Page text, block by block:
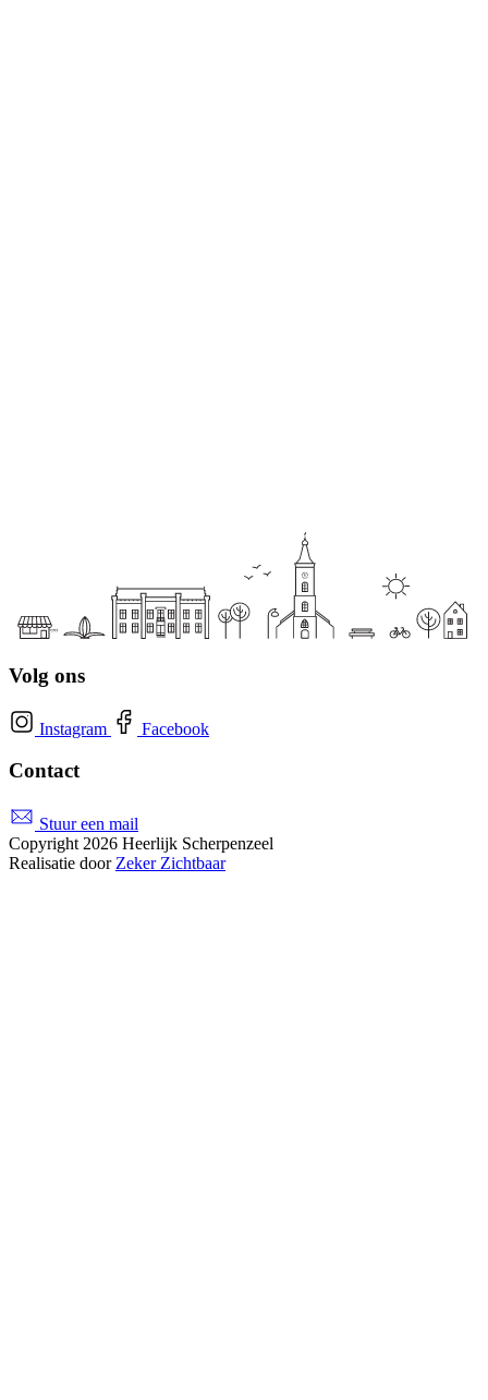
Volg ons
Instagram Facebook
Contact
Stuur een mail
Copyright 2026 Heerlijk Scherpenzeel
Realisatie door Zeker Zichtbaar